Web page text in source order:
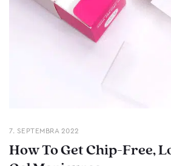
7. SEPTEMBRA 2022
How To Get Chip-Free,